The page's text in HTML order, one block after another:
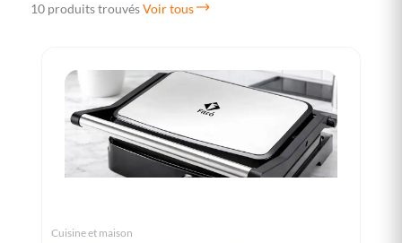
10 produits trouvésVoir tous
Cuisine et maison